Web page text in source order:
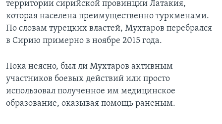
территории сирийской провинции Латакия,
которая населена преимущественно туркменами.
По словам турецких властей, Мухтаров перебрался
в Сирию примерно в ноябре 2015 года.
Пока неясно, был ли Мухтаров активным
участников боевых действий или просто
использовал полученное им медицинское
образование, оказывая помощь раненым.